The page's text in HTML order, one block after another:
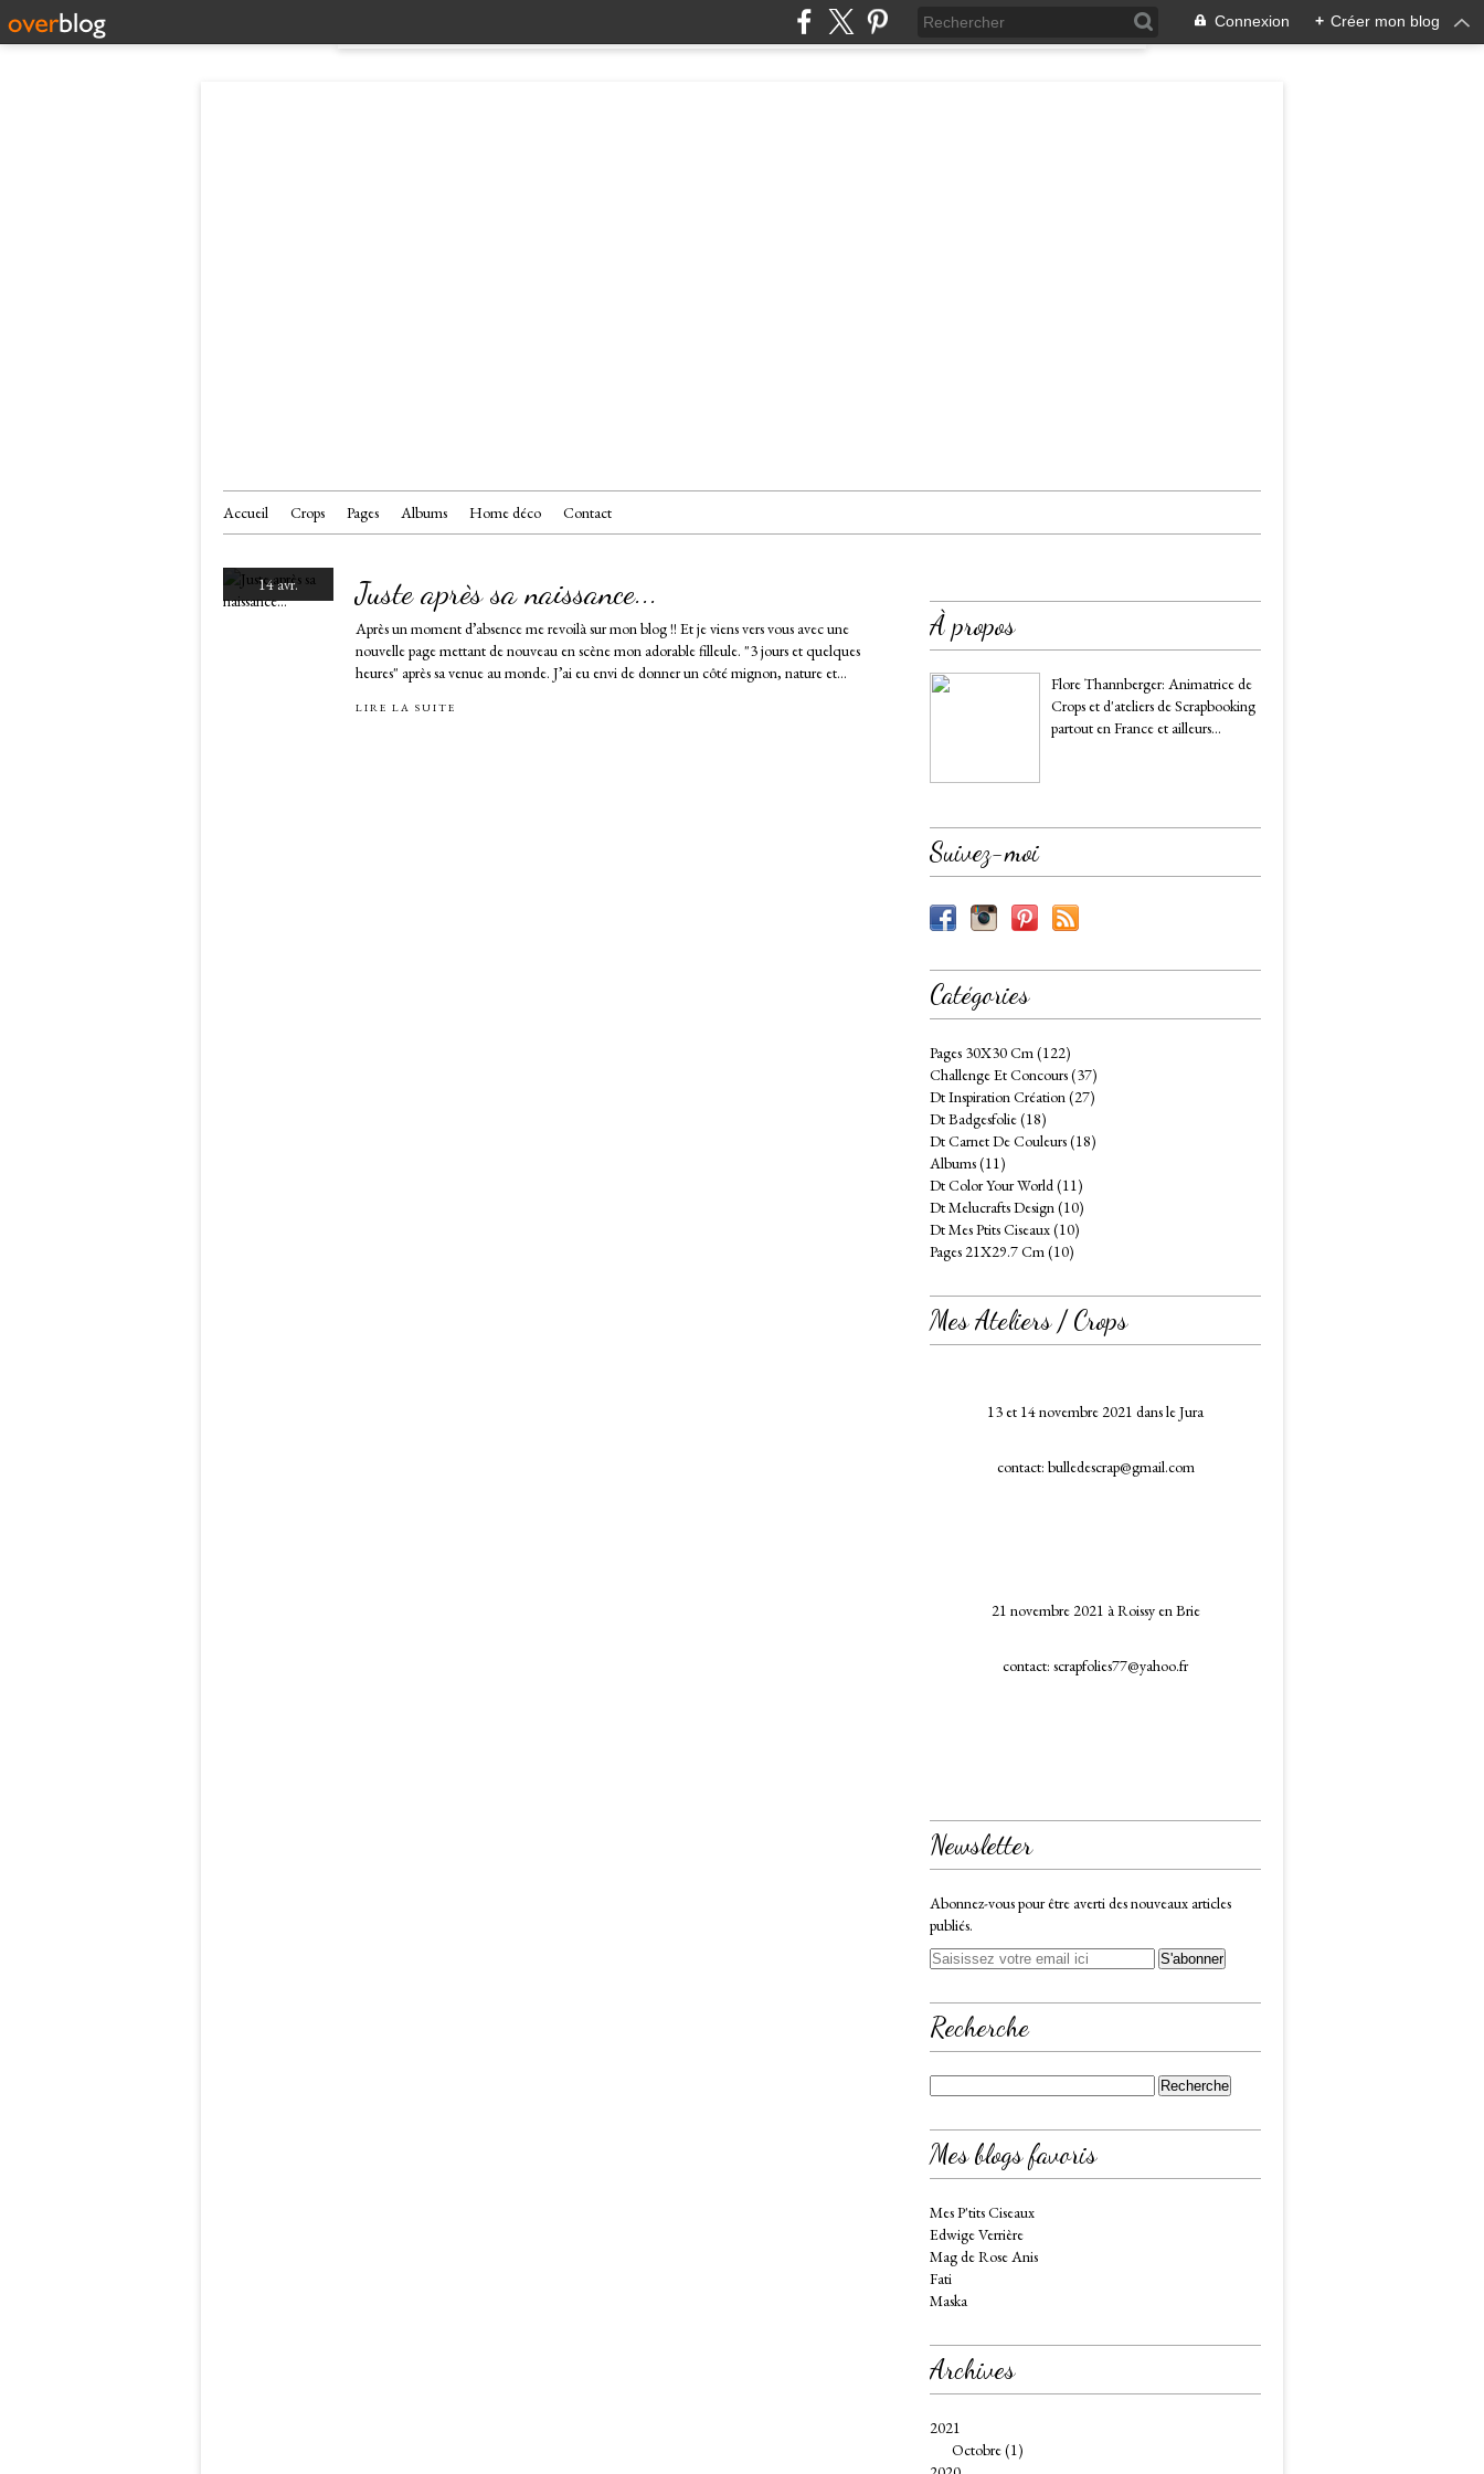
Connexion + Créer mon blog
Accueil Crops Pages Albums Home déco Contact
14 avr. Juste après sa naissance...
Après un moment d’absence me revoilà sur mon blog !! Et je viens vers vous avec une
nouvelle page mettant de nouveau en scène mon adorable filleule. "3 jours et quelques
heures" après sa venue au monde. J’ai eu envi de donner un côté mignon, nature et...
LIRE LA SUITE
À propos
Flore Thannberger: Animatrice de
Crops et d'ateliers de Scrapbooking
partout en France et ailleurs...
Suivez-moi
Catégories
Pages 30X30 Cm (122)
Challenge Et Concours (37)
Dt Inspiration Création (27)
Dt Badgesfolie (18)
Dt Carnet De Couleurs (18)
Albums (11)
Dt Color Your World (11)
Dt Melucrafts Design (10)
Dt Mes Ptits Ciseaux (10)
Pages 21X29.7 Cm (10)
Mes Ateliers / Crops
13 et 14 novembre 2021 dans le Jura
contact: bulledescrap@gmail.com
21 novembre 2021 à Roissy en Brie
contact: scrapfolies77@yahoo.fr
Newsletter
Abonnez-vous pour être averti des nouveaux articles
publiés.
Recherche
Mes blogs favoris
Mes P'tits Ciseaux
Edwige Verrière
Mag de Rose Anis
Fati
Maska
Archives
2021
Octobre(1)